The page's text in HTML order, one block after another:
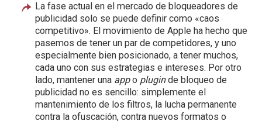
La fase actual en el mercado de bloqueadores de
publicidad solo se puede definir como «caos
competitivo». El movimiento de Apple ha hecho que
pasemos de tener un par de competidores, y uno
especialmente bien posicionado, a tener muchos,
cada uno con sus estrategias e intereses. Por otro
lado, mantener una appo pluginde bloqueo de
publicidad no es sencillo: simplemente el
mantenimiento de los filtros, la lucha permanente
contra la ofuscación, contra nuevos formatos o